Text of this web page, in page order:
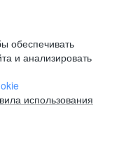
обеспечивать
и анализировать
использования